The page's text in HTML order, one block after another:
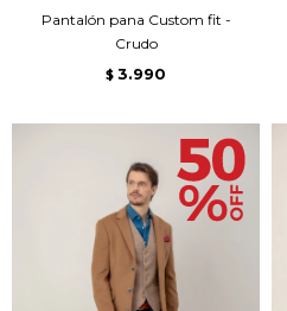
Pantalón pana Custom fit -
Crudo
$ 3.990